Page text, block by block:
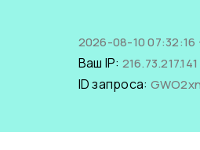
2026-08-10 07:32:16
Ваш IP: 216.73.217.141
ID запроса: